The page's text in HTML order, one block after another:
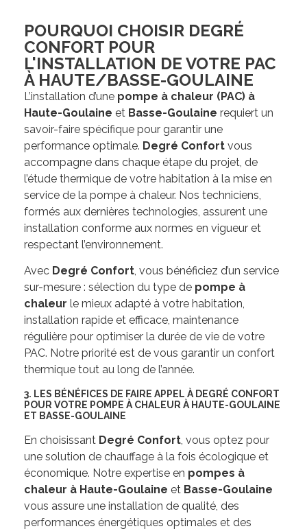
POURQUOI CHOISIR DEGRÉ
CONFORT POUR
L'INSTALLATION DE VOTRE PAC
À HAUTE/BASSE-GOULAINE
L’installation d’une pompe à chaleur (PAC) à
Haute-Goulaine et Basse-Goulaine requiert un
savoir-faire spécifique pour garantir une
performance optimale. Degré Confort vous
accompagne dans chaque étape du projet, de
l’étude thermique de votre habitation à la mise en
service de la pompe à chaleur. Nos techniciens,
formés aux dernières technologies, assurent une
installation conforme aux normes en vigueur et
respectant l’environnement.
Avec Degré Confort, vous bénéficiez d’un service
sur-mesure : sélection du type de pompe à
chaleur le mieux adapté à votre habitation,
installation rapide et efficace, maintenance
régulière pour optimiser la durée de vie de votre
PAC. Notre priorité est de vous garantir un confort
thermique tout au long de l’année.
3. LES BÉNÉFICES DE FAIRE APPEL À DEGRÉ CONFORT
POUR VOTRE POMPE À CHALEUR À HAUTE-GOULAINE
ET BASSE-GOULAINE
En choisissant Degré Confort , vous optez pour
une solution de chauffage à la fois écologique et
économique. Notre expertise en pompes à
chaleur à Haute-Goulaine et Basse-Goulaine
vous assure une installation de qualité, des
performances énergétiques optimales et des